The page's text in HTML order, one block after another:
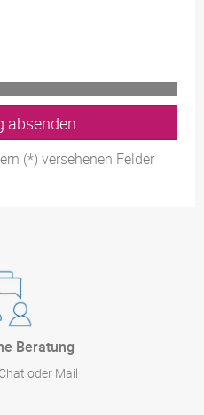
absenden
(*) versehenen Felder
Beratung
oder Mail